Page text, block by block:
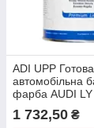
ADI UPP Готова
автомобільна
фарба AUDI LY
ITALY
1 732,50 ₴